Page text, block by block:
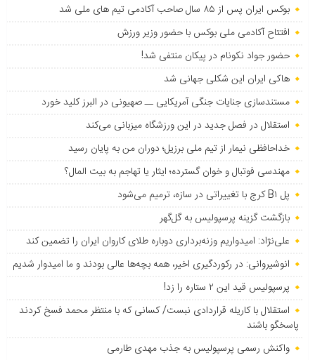
بوکس ایران پس از ۸۵ سال صاحب آکادمی تیم های ملی شد
افتتاح آکادمی ملی بوکس با حضور وزیر ورزش
حضور جواد نکونام در پیکان منتفی شد!
هاکی ایران این شکلی جهانی شد
مستندسازی جنایات جنگی آمریکایی ــ صهیونی در البرز کلید خورد
استقلال در فصل جدید در این ورزشگاه میزبانی می‌کند
خداحافظی نیمار از تیم ملی برزیل؛ دوران من به پایان رسید
مهندسی فوتبال و خوان گسترده؛ ایثار یا تهاجم به بیت المال؟
پل B۱ کرج با تغییراتی در سازه، ترمیم می‌شود
بازگشت گزینه پرسپولیس به ‌گل‌گهر
علی‌نژاد: امیدواریم وزنه‌برداری دوباره طلای کاروان ایران را تضمین کند
انوشیروانی: در رکوردگیری اخیر، همه بچه‌ها عالی بودند و ما امیدوار شدیم
پرسپولیس قید این ۲ ستاره را زد!
استقلال با کاریله قراردادی نبست/ کسانی که با منتظر محمد فسخ کردند
پاسخگو باشند
واکنش رسمی پرسپولیس به جذب مهدی طارمی